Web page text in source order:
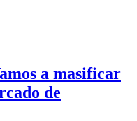
a masificar
de